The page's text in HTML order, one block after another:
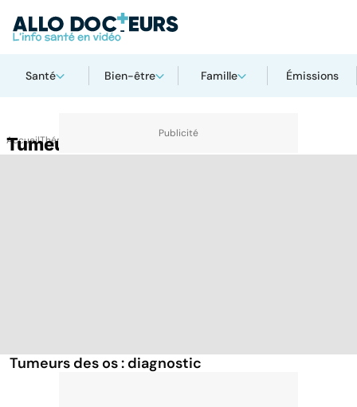
Santé Bien-être Famille Émissions
AccueilThématiques
Tumeur de l'oeil
Tumeurs des os : diagnostic